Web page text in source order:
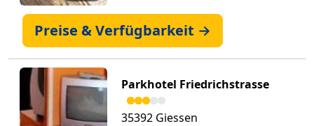
Preise & Verfügbarkeit →
Parkhotel Friedrichstrasse
35392 Giessen